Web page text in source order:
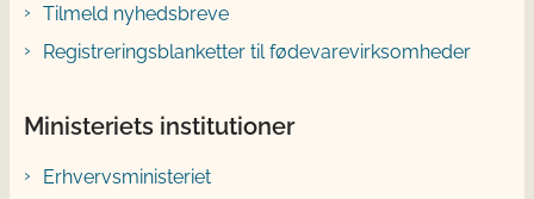
Tilmeld nyhedsbreve
Registreringsblanketter til fødevarevirksomheder
Ministeriets institutioner
Erhvervsministeriet